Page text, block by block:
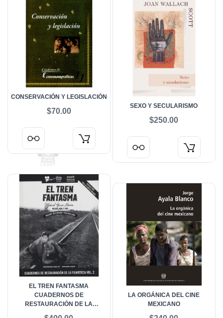
CONSERVACIÓN Y LEGISLACIÓN
$70.00
SEXO Y SECULARISMO
$250.00
EL TREN FANTASMA
CUADERNOS DE
RESTAURACIÓN DE LA
LA ORGÁNICA DEL CINE
MEXICANO